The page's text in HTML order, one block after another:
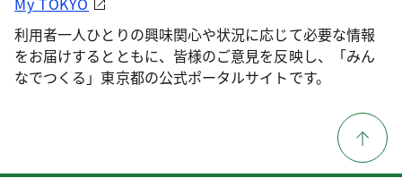
利用者一人ひとりの興味関心や状況に応じて必要な情報
をお届けするとともに、皆様のご意見を反映し、「みん
なでつくる」東京都の公式ポータルサイトです。